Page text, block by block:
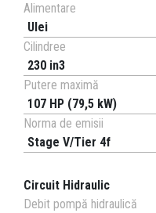
Alimentare
Ulei
Cilindree
230 in3
Putere maximă
107 HP (79,5 kW)
Norma de emisii
Stage V/Tier 4f
Circuit Hidraulic
Debit pompă hidraulică